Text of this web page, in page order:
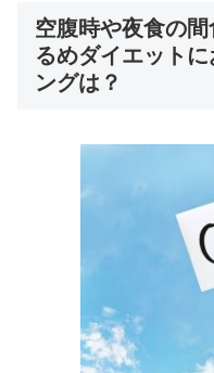
空腹時や夜食の
るめダイエット
ングは？